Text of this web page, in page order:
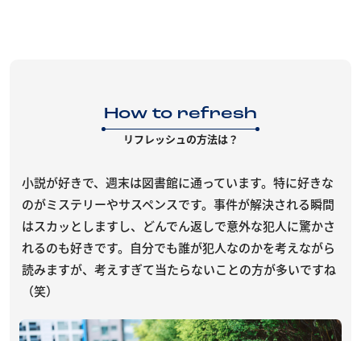
How to refresh
リフレッシュの方法は？
小説が好きで、週末は図書館に通っています。特に好きな
のがミステリーやサスペンスです。事件が解決される瞬間
はスカッとしますし、どんでん返しで意外な犯人に驚かさ
れるのも好きです。自分でも誰が犯人なのかを考えながら
読みますが、考えすぎて当たらないことの方が多いですね
（笑）